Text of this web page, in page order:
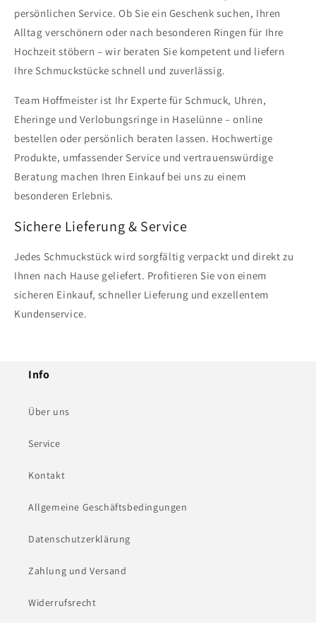
persönlichen Service. Ob Sie ein Geschenk suchen, Ihren
Alltag verschönern oder nach besonderen Ringen für Ihre
Hochzeit stöbern – wir beraten Sie kompetent und liefern
Ihre Schmuckstücke schnell und zuverlässig.
Team Hoffmeister ist Ihr Experte für Schmuck, Uhren,
Eheringe und Verlobungsringe in Haselünne – online
bestellen oder persönlich beraten lassen. Hochwertige
Produkte, umfassender Service und vertrauenswürdige
Beratung machen Ihren Einkauf bei uns zu einem
besonderen Erlebnis.
Sichere Lieferung & Service
Jedes Schmuckstück wird sorgfältig verpackt und direkt zu
Ihnen nach Hause geliefert. Profitieren Sie von einem
sicheren Einkauf, schneller Lieferung und exzellentem
Kundenservice.
Info
Über uns
Service
Kontakt
Allgemeine Geschäftsbedingungen
Datenschutzerklärung
Zahlung und Versand
Widerrufsrecht